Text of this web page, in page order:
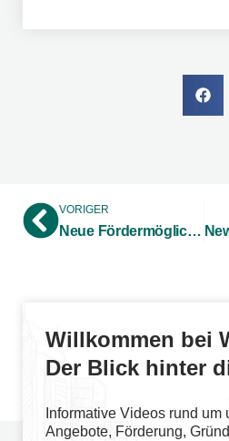
VORIGER
Neue Fördermöglichkeiten für Forschung und Entwicklung – „DIALOG Innovation“ stellt Forschungszulagengesetz vor
Willkommen bei
Der Blick hinter
Informative Videos rund um
Angebote, Förderung,